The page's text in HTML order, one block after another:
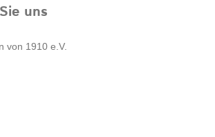
uns
von 1910 e.V.